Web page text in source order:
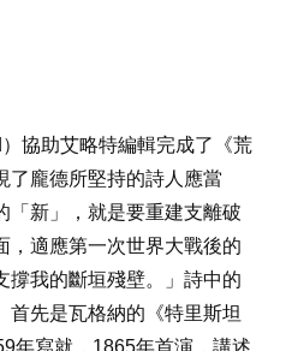
協助艾略特編輯完成了《荒
了龐德所堅持的詩人應當
「新」，就是要重建支離破
，適應第一次世界大戰後的
撐我的斷垣殘壁。」詩中的
首先是瓦格納的《特里斯坦
年寫就，1865年首演，講述